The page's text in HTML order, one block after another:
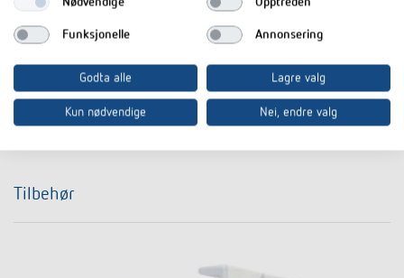
Nedlastinger
I dokumentkurven
Tilbehør
Funksjonelle Annonsering
Godta alle Lagre valg
Kun nødvendige Nei, endre valg